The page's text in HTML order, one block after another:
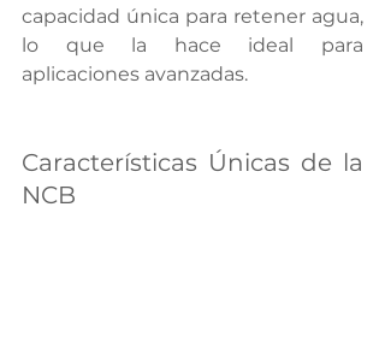
capacidad única para retener agua,
lo que la hace ideal para
aplicaciones avanzadas.
Características Únicas de la
NCB